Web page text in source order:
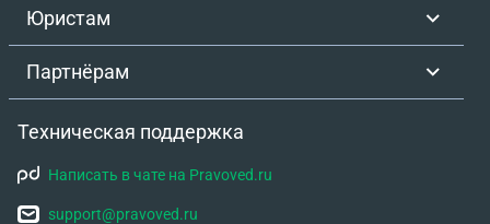
него нет военного билета, а официально без
становится очень сложным без полного пакета
документов! Сегодня мы с ним работаем в ночь и
после ночи 2 выходных у нас! Мы с ним купить
вместе если у моего мужа нет военного билета, и
еще какие ограничения накладывает на него у
Юристам
Партнёрам
Техническая поддержка
Написать в чате на Pravoved.ru
support@pravoved.ru